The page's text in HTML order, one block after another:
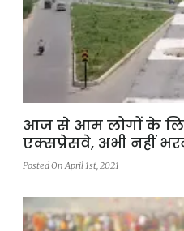
आज से आम लोगों के
एक्सप्रेसवे, अभी नहीं
Posted On April 1st, 2021